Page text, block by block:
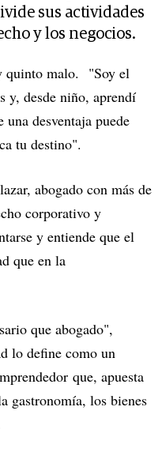
sus actividades
y los negocios.
quinto malo. "Soy el
y, desde niño, aprendí
una desventaja puede
tu destino".
abogado con más de
corporativo y
y entiende que el
que en la
que abogado",
lo define como un
que, apuesta
gastronomía, los bienes